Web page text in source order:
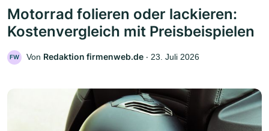
Motorrad folieren oder lackieren:
Kostenvergleich mit Preisbeispielen
FW Von Redaktion firmenweb.de ‧ 23. Juli 2026